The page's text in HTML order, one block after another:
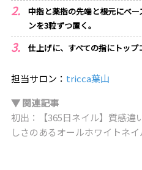
中指と薬指の先端と根元にベ
ンを3粒ずつ置く。
仕上げに、すべての指にトップ
担当サロン： tricca葉山
▼ 関連記事
初出：【365日ネイル】質感
しさのあるオールホワイトネイ